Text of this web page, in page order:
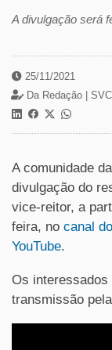
A divulgação será
25/11/2021
Da Redação |
A comunidade
divulgação do
vice-reitor, a
feira, no canal
YouTube.
Os interessados
transmissão